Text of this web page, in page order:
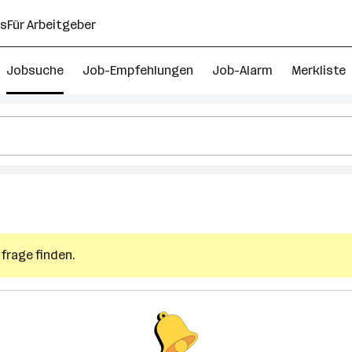
Für Arbeitgeber
Jobsuche Job-Empfehlungen Job-Alarm Merkliste
finden.